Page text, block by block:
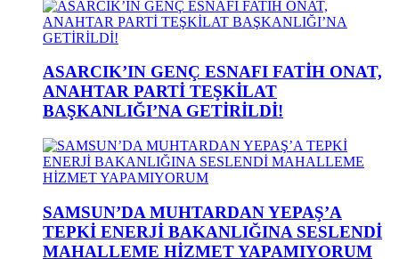
ASARCIK’IN GENÇ ESNAFI FATİH ONAT,
ANAHTAR PARTİ TEŞKİLAT
BAŞKANLIĞI’NA GETİRİLDİ!
SAMSUN’DA MUHTARDAN YEPAŞ’A
TEPKİ ENERJİ BAKANLIĞINA SESLENDİ
MAHALLEME HİZMET YAPAMIYORUM